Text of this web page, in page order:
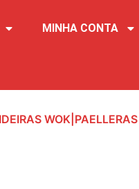
MINHA CONTA
WOK|PAELLERAS